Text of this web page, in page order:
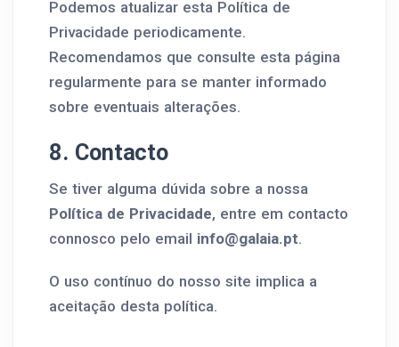
Podemos atualizar esta Política de
Privacidade periodicamente.
Recomendamos que consulte esta página
regularmente para se manter informado
sobre eventuais alterações.
8. Contacto
Se tiver alguma dúvida sobre a nossa
Política de Privacidade, entre em contacto
connosco pelo email info@galaia.pt.
O uso contínuo do nosso site implica a
aceitação desta política.